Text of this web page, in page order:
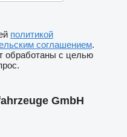
политикой
соглашением.
обработаны с целью
GmbH